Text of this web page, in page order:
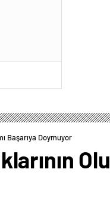
Başarıya Doymuyor